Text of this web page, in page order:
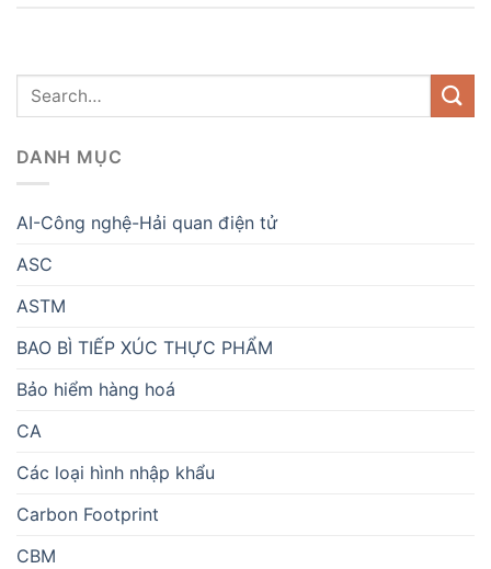
DANH MỤC
AI-Công nghệ-Hải quan điện tử
ASC
ASTM
BAO BÌ TIẾP XÚC THỰC PHẨM
Bảo hiểm hàng hoá
CA
Các loại hình nhập khẩu
Carbon Footprint
CBM